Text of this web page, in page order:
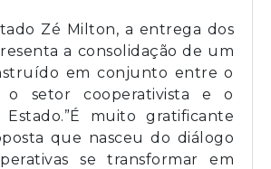
Zé Milton, a entrega dos
a consolidação de um
em conjunto entre o
o setor cooperativista e o
muito gratificante
que nasceu do diálogo
se transformar em